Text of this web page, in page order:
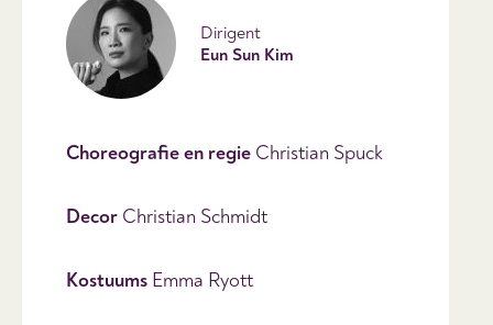
Dirigent
Eun Sun Kim
Choreografie en regie Christian Spuck
Decor Christian Schmidt
Kostuums Emma Ryott